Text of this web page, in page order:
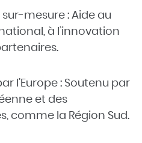
mesure : Aide au
à l’innovation
l’Europe : Soutenu par
et des
comme la Région Sud.